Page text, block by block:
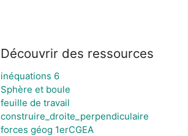
Découvrir des ressources
inéquations 6
Sphère et boule
feuille de travail
construire_droite_perpendiculaire
forces géog 1erCGEA